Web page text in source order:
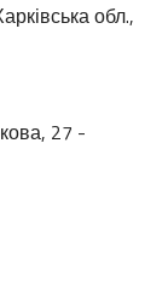
обл.,
27 -